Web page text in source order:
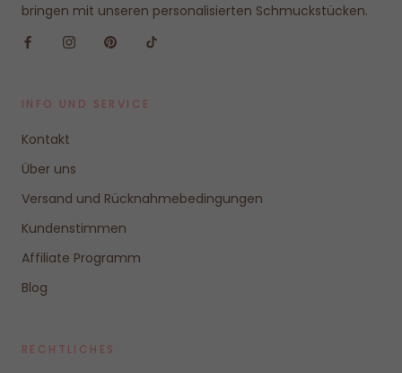
bringen mit unseren personalisierten Schmuckstücken.
INFO UND SERVICE
Kontakt
Über uns
Versand und Rücknahmebedingungen
Kundenstimmen
Affiliate Programm
Blog
RECHTLICHES